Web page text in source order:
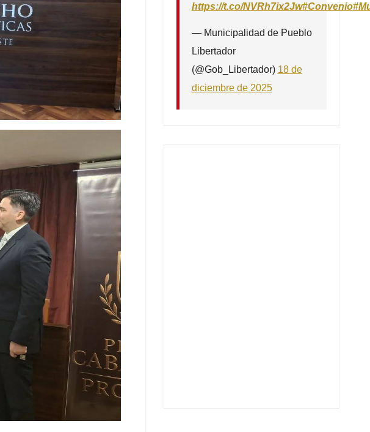
https://t.co/NVRh7ix2Jw#Convenio
— Municipalidad de Pueblo
Libertador
(@Gob_Libertador) 18 de
diciembre de 2025